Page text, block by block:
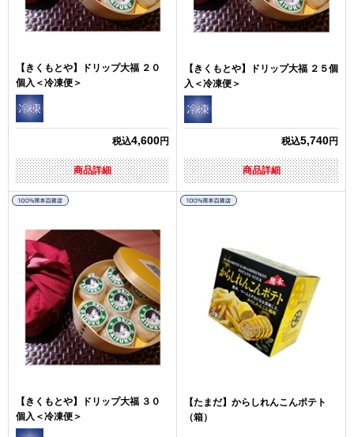
【きくもとや】ドリップ大福 ２０
個入＜冷凍便＞
税込4,600円
商品詳細
【きくもとや】ドリップ大福 ２５個
入＜冷凍便＞
税込5,740円
商品詳細
【きくもとや】ドリップ大福 ３０
個入＜冷凍便＞
【たまだ】からしれんこんポテト
（箱）